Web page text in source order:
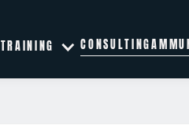
TRAINING CONSULTING